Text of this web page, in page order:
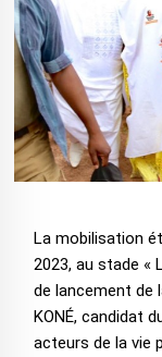
La mobilisation
2023, au stade «
de lancement de
KONÉ, candidat
acteurs de la vie